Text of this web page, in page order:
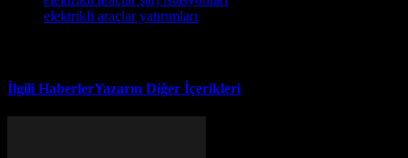
elektrikli araçlar yatırımları
İlgili HaberlerYazarın Diğer İçerikleri